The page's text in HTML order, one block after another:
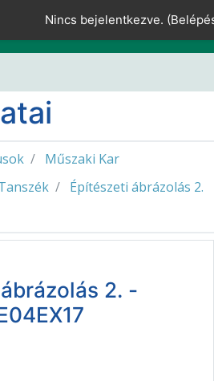
Nincs bejelentkezve. (
Műszaki Kar
Építészeti ábrázolás 2.
2. -